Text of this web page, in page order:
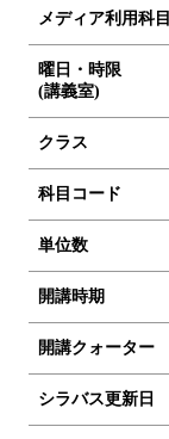
メディア利用科目
曜日・時限
(講義室)
クラス
科目コード
単位数
開講時期
開講クォーター
シラバス更新日